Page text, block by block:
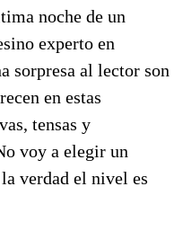
noche de un
experto en
sorpresa al lector son
en estas
tensas y
voy a elegir un
verdad el nivel es